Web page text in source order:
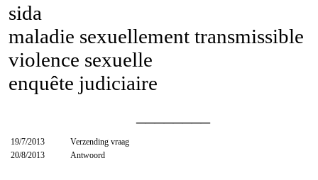
sida
maladie sexuellement transmissible
violence sexuelle
enquête judiciaire
19/7/2013
Verzending vraag
20/8/2013
Antwoord